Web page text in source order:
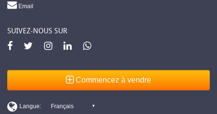
Email
SUIVEZ-NOUS SUR
Commencez à vendre